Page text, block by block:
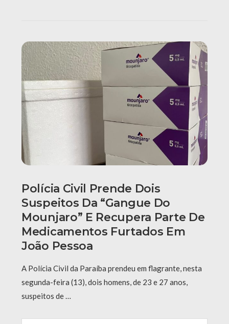
Polícia Civil Prende Dois
Suspeitos Da “Gangue Do
Mounjaro” E Recupera Parte De
Medicamentos Furtados Em
João Pessoa
A Polícia Civil da Paraíba prendeu em flagrante, nesta
segunda-feira (13), dois homens, de 23 e 27 anos,
suspeitos de …